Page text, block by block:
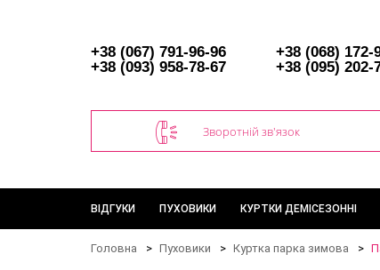
+38 (067) 791-96-96
+38 (068) 172-
+38 (093) 958-78-67
+38 (095) 202-
Зворотній зв'язок
ВІДГУКИ ПУХОВИКИ КУРТКИ ДЕМІСЕЗОННІ
Головна Пуховики Куртка парка зимова